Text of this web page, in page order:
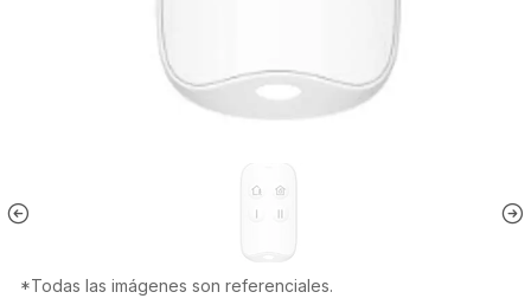
*Todas las imágenes son referenciales.